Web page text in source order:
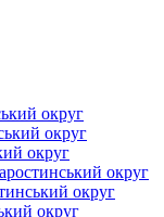
округ
округ
округ
округ
округ
округ